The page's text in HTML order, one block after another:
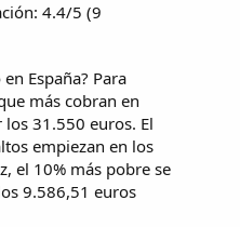
4.4/5 (9
España? Para
más cobran en
los 31.550 euros. El
empiezan en los
el 10% más pobre se
9.586,51 euros